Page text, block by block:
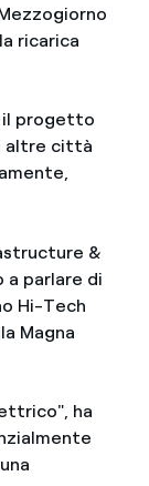
ricarica
il progetto
altre città
&
a parlare di
Hi-Tech
Magna
ha